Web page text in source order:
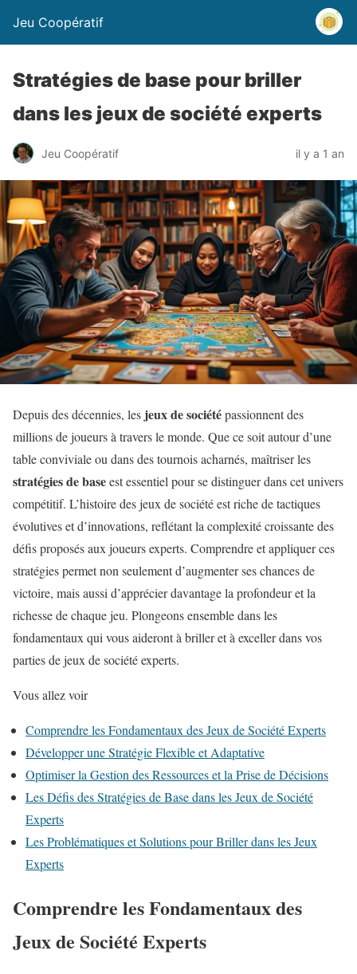
Jeu Coopératif
Stratégies de base pour briller
dans les jeux de société experts
Jeu Coopératif il y a 1 an
Depuis des décennies, les jeux de sociétépassionnent des
millions de joueurs à travers le monde. Que ce soit autour d’une
table conviviale ou dans des tournois acharnés, maîtriser les
stratégies de baseest essentiel pour se distinguer dans cet univers
compétitif. L’histoire des jeux de société est riche de tactiques
évolutives et d’innovations, reflétant la complexité croissante des
défis proposés aux joueurs experts. Comprendre et appliquer ces
stratégies permet non seulement d’augmenter ses chances de
victoire, mais aussi d’apprécier davantage la profondeur et la
richesse de chaque jeu. Plongeons ensemble dans les
fondamentaux qui vous aideront à briller et à exceller dans vos
parties de jeux de société experts.
Vous allez voir
Comprendre les Fondamentaux des Jeux de Société Experts
Développer une Stratégie Flexible et Adaptative
Optimiser la Gestion des Ressources et la Prise de Décisions
Les Défis des Stratégies de Base dans les Jeux de Société
Experts
Les Problématiques et Solutions pour Briller dans les Jeux
Experts
Comprendre les Fondamentaux des
Jeux de Société Experts